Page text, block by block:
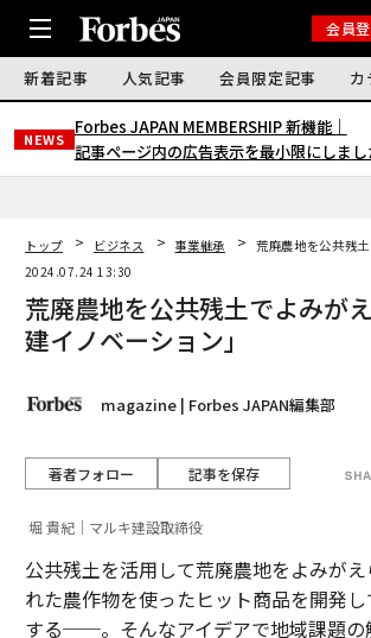
会員
新着記事 人気記事 会員限定記事 カ
NEWS
Forbes JAPAN MEMBERSHIP 新機能｜
記事ページ内の広告表示を最小限にしまし
トップ ビジネス 事業継承
荒廃農地を公共残
2024.07.24 13:30
荒廃農地を公共残土でよみが
建イノベーション」
magazine | Forbes JAPAN編集部
著者フォロー 記事を保存
堀 貴紀｜マルキ建設取締役
公共残土を活用して荒廃農地をよみが
れた農作物を使ったヒット商品を開発
する──。そんなアイデアで地域課題の